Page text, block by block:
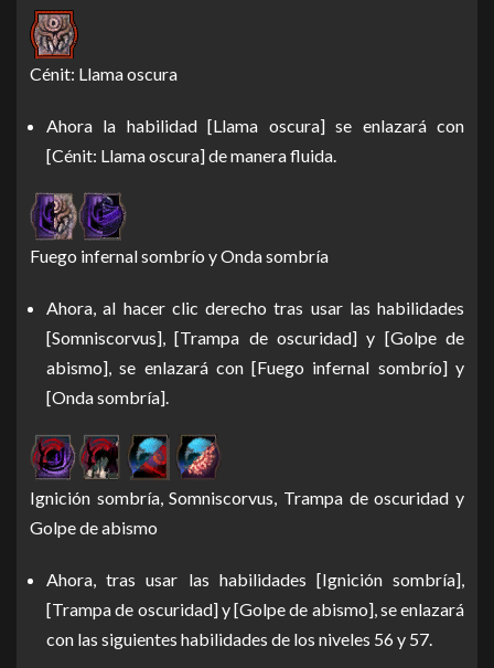
Cénit: Llama oscura
Ahora la habilidad [Llama oscura] se enlazará con
[Cénit: Llama oscura] de manera fluida.
Fuego infernal sombrío y Onda sombría
Ahora, al hacer clic derecho tras usar las habilidades
[Somniscorvus], [Trampa de oscuridad] y [Golpe de
abismo], se enlazará con [Fuego infernal sombrío] y
[Onda sombría].
Ignición sombría, Somniscorvus, Trampa de oscuridad y
Golpe de abismo
Ahora, tras usar las habilidades [Ignición sombría],
[Trampa de oscuridad] y [Golpe de abismo], se enlazará
con las siguientes habilidades de los niveles 56 y 57.